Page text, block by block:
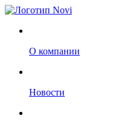
О компании
Новости